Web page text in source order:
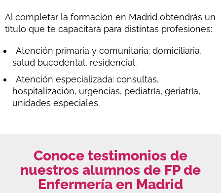
Al completar la formación en Madrid obtendrás un
título que te capacitará para distintas profesiones:
Atención primaria y comunitaria: domiciliaria,
salud bucodental, residencial.
Atención especializada: consultas,
hospitalización, urgencias, pediatría, geriatría,
unidades especiales.
Conoce testimonios de
nuestros alumnos de FP de
Enfermería en Madrid